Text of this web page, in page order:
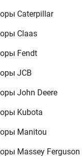
Caterpillar
Claas
Fendt
JCB
John Deere
Kubota
Manitou
Massey Ferguson